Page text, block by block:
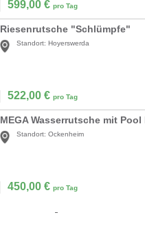
599,00 € pro Tag
Riesenrutsche "Schlümpfe"
Standort: Hoyerswerda
522,00 € pro Tag
Standort: Ockenheim
450,00 € pro Tag